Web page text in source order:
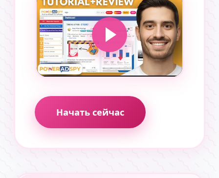
Начать сейчас